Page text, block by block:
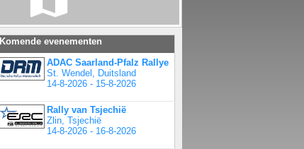
Komende evenementen
ADAC Saarland-Pfalz Rallye
St. Wendel, Duitsland
14-8-2026 - 15-8-2026
Rally van Tsjechië
Zlin, Tsjechië
14-8-2026 - 16-8-2026